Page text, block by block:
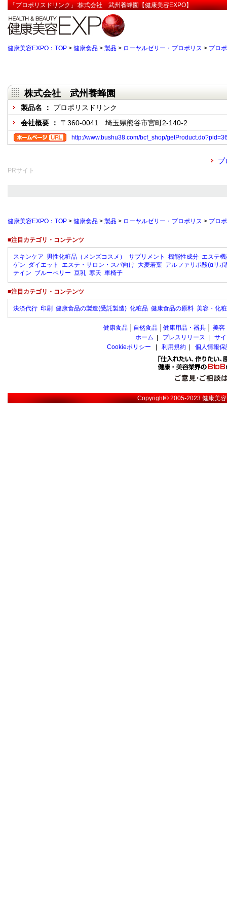
「プロポリスドリンク」:株式会社 武州養蜂園【健康美容EXPO】
健康美容EXPO：TOP > 健康食品 > 製品 > ローヤルゼリー・プロポリス > プロ
株式会社 武州養蜂園
製品名 ： プロポリスドリンク
会社概要 ： 〒360-0041 埼玉県熊谷市宮町2-140-2
http://www.bushu38.com/bcf_shop/
プ
PRサイト
健康美容EXPO：TOP > 健康食品 > 製品 > ローヤルゼリー・プロポリス > プロ
■注目カテゴリ・コンテンツ
スキンケア 男性化粧品（メンズコスメ） サプリメント 機能性成分 エステ
ゲン ダイエット エステ・サロン・スパ向け 大麦若葉 アルファリポ酸(αリポ
テイン ブルーベリー 豆乳 寒天 車椅子
■注目カテゴリ・コンテンツ
決済代行 印刷 健康食品の製造(受託製造) 化粧品 健康食品の原料 美容・化
健康食品 自然食品 健康用品・器具 美容
ホーム
プレスリリース
サ
Cookieポリシー
利用規約 個人情報
Copyright© 2005-2023健康美